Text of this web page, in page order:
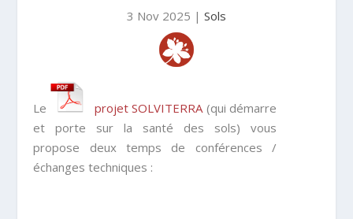
3 Nov 2025 | Sols
Le projet SOLVITERRA(qui démarre
et porte sur la santé des sols) vous
propose deux temps de conférences /
échanges techniques :